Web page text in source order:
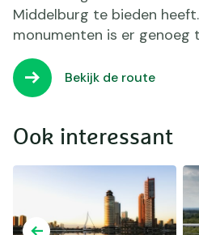
Middelburg te bieden
monumenten is er genoeg
Bekijk de route
Ook interessant